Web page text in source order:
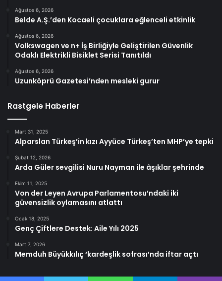
Ağustos 6, 2026
Belde A.Ş.’den Kocaeli çocuklara eğlenceli etkinlik
Ağustos 6, 2026
Volkswagen ve n+ İş Birliğiyle Geliştirilen Güvenlik
Odaklı Elektrikli Bisiklet Serisi Tanıtıldı
Ağustos 6, 2026
Uzunköprü Gazetesi’nden mesleki gurur
Rastgele Haberler
Mart 31, 2025
Alparslan Türkeş’in kızı Ayyüce Türkeş’ten MHP’ye tepki
Şubat 12, 2026
Arda Güler sevgilisi Nuru Nayman ile âşıklar şehrinde
Ekim 11, 2025
Von der Leyen Avrupa Parlamentosu’ndaki iki
güvensizlik oylamasını atlattı
Ocak 18, 2025
Genç Çiftlere Destek: Aile Yılı 2025
Mart 7, 2026
Memduh Büyükkılıç ‘kardeşlik sofrası’nda iftar açtı